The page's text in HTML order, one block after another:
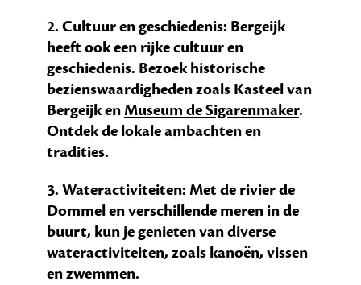
2. Cultuur en geschiedenis: Bergeijk
heeft ook een rijke cultuur en
geschiedenis. Bezoek historische
bezienswaardigheden zoals Kasteel van
Bergeijk enMuseum de Sigarenmaker.
Ontdek de lokale ambachten en
tradities.
3. Wateractiviteiten: Met de rivier de
Dommel en verschillende meren in de
buurt, kun je genieten van diverse
wateractiviteiten, zoals kanoën, vissen
en zwemmen.